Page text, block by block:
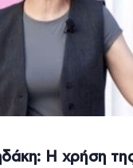
Η χρήση